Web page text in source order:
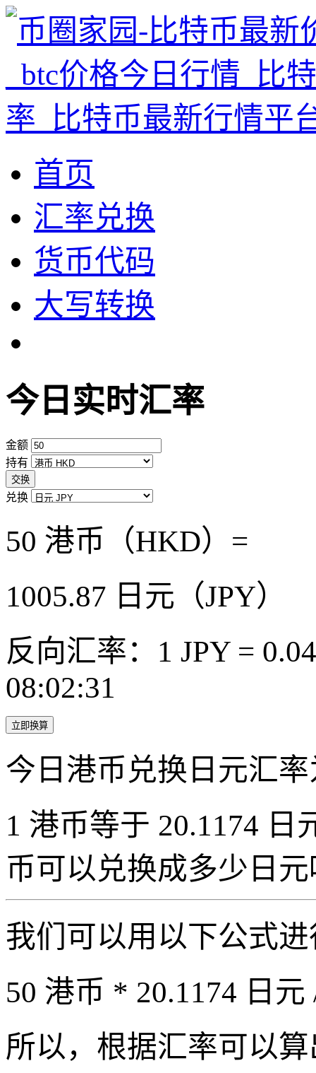
首页
汇率兑换
货币代码
大写转换
今日实时汇率
金额
持有
交换
兑换
50 港币（HKD）=
1005.87 日元（JPY）
反向汇率：1 JPY =
08:02:31
立即换算
今日港币兑换日元汇
1 港币等于 20.1174 日
币可以兑换成多少日
我们可以用以下公式
50 港币 * 20.1174 日
所以，根据汇率可以